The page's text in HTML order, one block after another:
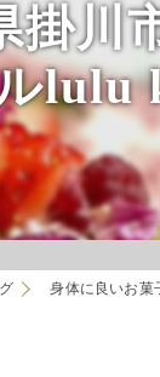
掛川
lulu
身体に良いお菓